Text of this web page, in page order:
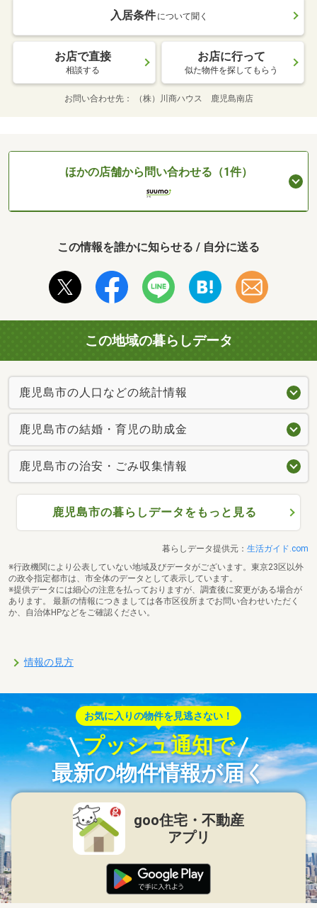
入居条件 について聞く
お店で直接
相談する
お店に行って
似た物件を探してもらう
お問い合わせ先 （株）川商ハウス 鹿児島南店
ほかの店舗から問い合わせる（1件）
この情報を誰かに知らせる / 自分に送る
この地域の暮らしデータ
鹿児島市の人口などの統計情報
鹿児島市の結婚・育児の助成金
鹿児島市の治安・ごみ収集情報
鹿児島市の暮らしデータをもっと見る
暮らしデータ提供元： 生活ガイド.com
※行政機関により公表していない地域及びデータがございます。東京23区以外
の政令指定都市は、市全体のデータとして表示しています。
※提供データには細心の注意を払っておりますが、調査後に変更がある場合が
あります。 最新の情報につきましては各市区役所までお問い合わせいただく
か、自治体HPなどをご確認ください。
情報の見方
お気に入りの物件を見逃さない！
プッシュ通知で
最新の物件情報が届く
goo住宅・不動産
アプリ